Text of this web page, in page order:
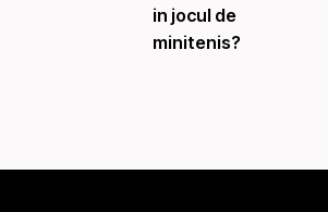
in jocul de
minitenis?